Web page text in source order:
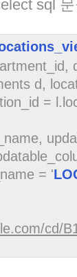
sql
d,
=
= '
cd/